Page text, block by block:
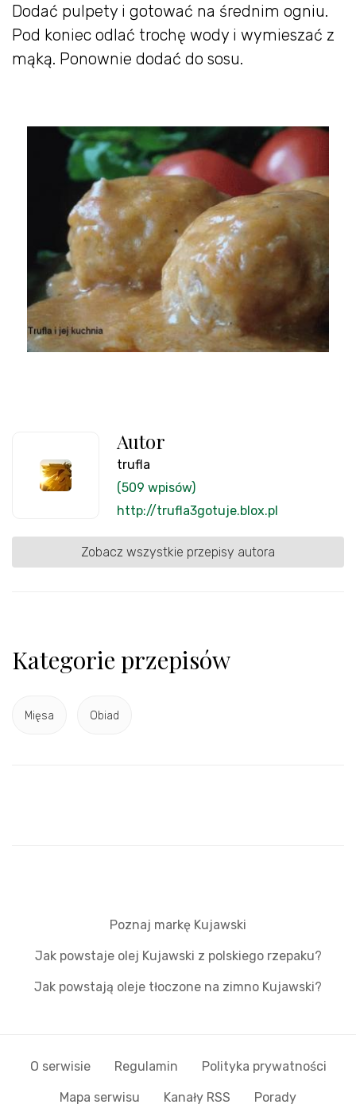
Dodać pulpety i gotować na średnim ogniu.
Pod koniec odlać trochę wody i wymieszać z
mąką. Ponownie dodać do sosu.
Autor
trufla
(509 wpisów)
http://trufla3gotuje.blox.pl
Zobacz wszystkie przepisy autora
Kategorie przepisów
Mięsa Obiad
Poznaj markę Kujawski
Jak powstaje olej Kujawski z polskiego rzepaku?
Jak powstają oleje tłoczone na zimno Kujawski?
O serwisie Regulamin Polityka prywatności
Mapa serwisu Kanały RSS Porady